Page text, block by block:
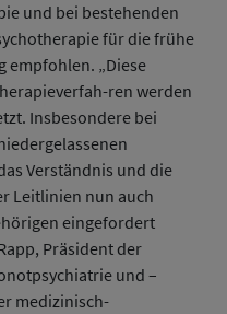
und bei bestehenden
für die frühe
empfohlen. „Diese
ren werden
Insbesondere bei
Verständnis und die
Leitlinien nun auch
eingefordert
Präsident der
und –
medizinisch-